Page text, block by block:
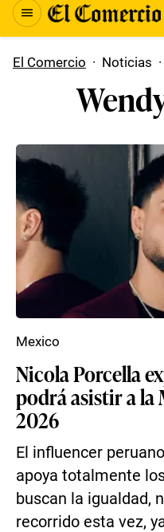
El Comercio · Noticias ·
Nicola Porcella
podrá asistir a la
2026
El influencer
apoya totalmente
buscan la igualdad,
recorrido esta vez,
Mexico